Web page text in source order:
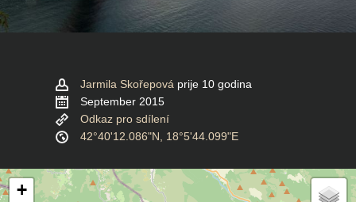
Jarmila Skořepová prije 10 godina
September 2015
Odkaz pro sdílení
42°40'12.086"N, 18°5'44.099"E
+